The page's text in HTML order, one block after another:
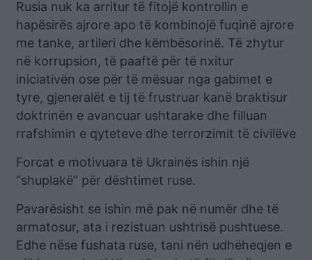
Rusia nuk ka arritur të fitojë kontrollin e
hapësirës ajrore apo të kombinojë fuqinë ajrore
me tanke, artileri dhe këmbësorinë. Të zhytur
në korrupsion, të paaftë për të nxitur
iniciativën ose për të mësuar nga gabimet e
tyre, gjeneralët e tij të frustruar kanë braktisur
doktrinën e avancuar ushtarake dhe filluan
rrafshimin e qyteteve dhe terrorzimit të civilëve
Forcat e motivuara të Ukrainës ishin një
“shuplakë” për dështimet ruse.
Pavarësisht se ishin më pak në numër dhe të
armatosur, ata i rezistuan ushtrisë pushtuese.
Edhe nëse fushata ruse, tani nën udhëheqjen e